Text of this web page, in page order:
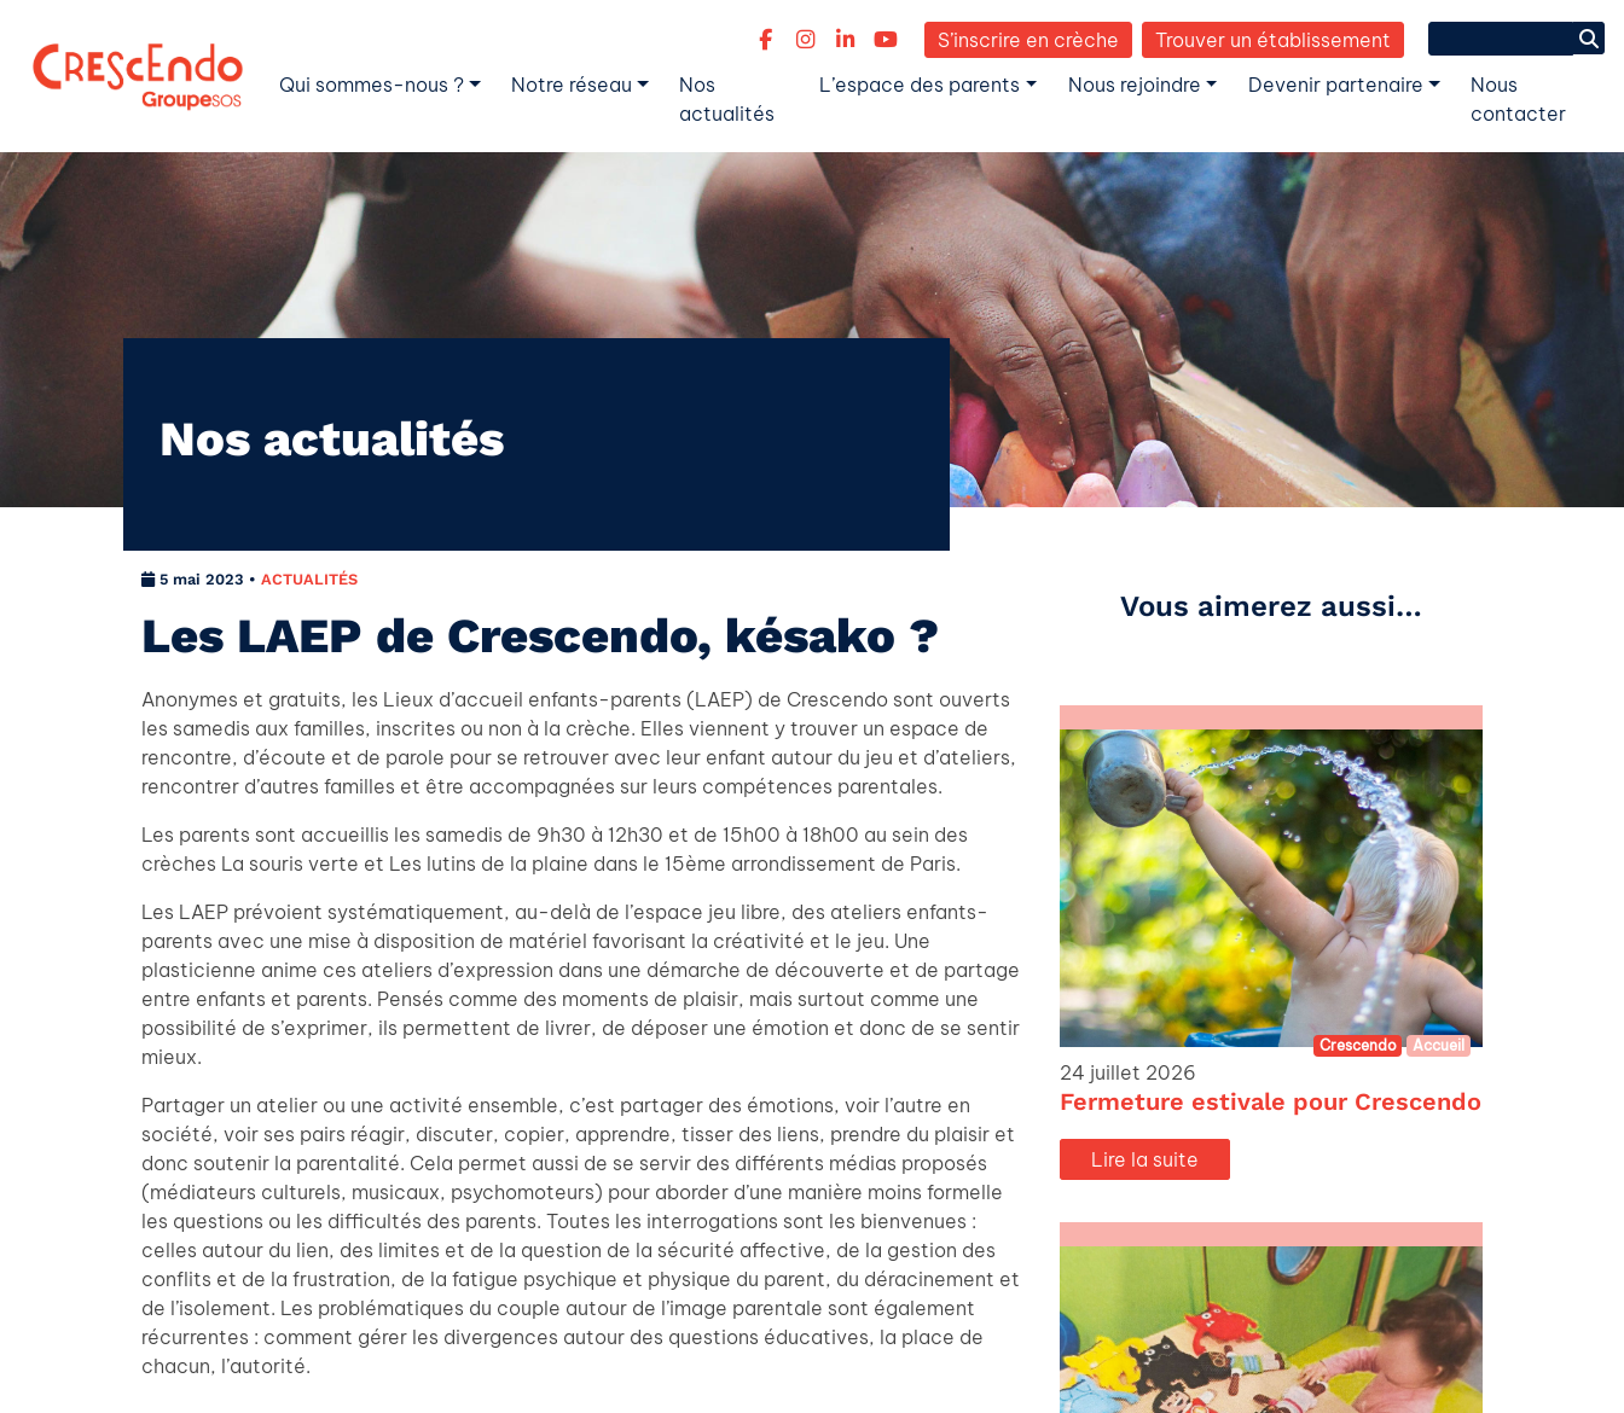
S’inscrire en crèche Trouver un établissement
Qui sommes-nous ?
Notre réseau
Nos
actualités
L’espace des parents Nous rejoindre Devenir partenaire
Nous
contacter
Nos actualités
5 mai 2023 • ACTUALITÉS
Les LAEP de Crescendo, késako ?
Anonymes et gratuits, les Lieux d’accueil enfants-parents (LAEP) de Crescendo sont ouverts
les samedis aux familles, inscrites ou non à la crèche. Elles viennent y trouver un espace de
rencontre, d’écoute et de parole pour se retrouver avec leur enfant autour du jeu et d’ateliers,
rencontrer d’autres familles et être accompagnées sur leurs compétences parentales.
Les parents sont accueillis les samedis de 9h30 à 12h30 et de 15h00 à 18h00 au sein des
crèches La souris verte et Les lutins de la plaine dans le 15ème arrondissement de Paris.
Les LAEP prévoient systématiquement, au-delà de l’espace jeu libre, des ateliers enfants-
parents avec une mise à disposition de matériel favorisant la créativité et le jeu. Une
plasticienne anime ces ateliers d’expression dans une démarche de découverte et de partage
entre enfants et parents. Pensés comme des moments de plaisir, mais surtout comme une
possibilité de s’exprimer, ils permettent de livrer, de déposer une émotion et donc de se sentir
mieux.
Partager un atelier ou une activité ensemble, c’est partager des émotions, voir l’autre en
société, voir ses pairs réagir, discuter, copier, apprendre, tisser des liens, prendre du plaisir et
donc soutenir la parentalité. Cela permet aussi de se servir des différents médias proposés
(médiateurs culturels, musicaux, psychomoteurs) pour aborder d’une manière moins formelle
les questions ou les difficultés des parents. Toutes les interrogations sont les bienvenues :
celles autour du lien, des limites et de la question de la sécurité affective, de la gestion des
conflits et de la frustration, de la fatigue psychique et physique du parent, du déracinement et
de l’isolement. Les problématiques du couple autour de l’image parentale sont également
récurrentes : comment gérer les divergences autour des questions éducatives, la place de
chacun, l’autorité.
Vous aimerez aussi…
Crescendo Accueil
24 juillet 2026
Fermeture estivale pour Crescendo
Lire la suite